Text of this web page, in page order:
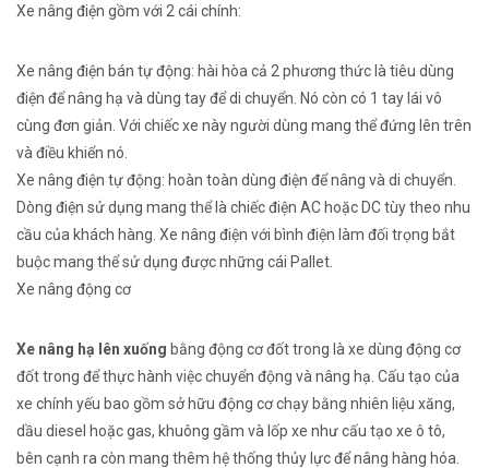
Xe nâng điện gồm với 2 cái chính:
Xe nâng điện bán tự động: hài hòa cả 2 phương thức là tiêu dùng
điện để nâng hạ và dùng tay để di chuyển. Nó còn có 1 tay lái vô
cùng đơn giản. Với chiếcxe này người dùng mang thể đứng lên trên
và điều khiển nó.
Xe nâng điện tự động: hoàn toàn dùng điện để nâng và di chuyển.
Dòng điện sử dụng mang thể là chiếcđiện AC hoặc DC tùy theo nhu
cầu của khách hàng. Xe nâng điện với bình điện làm đối trọng bắt
buộcmang thểsử dụng đượcnhững cái Pallet.
Xe nâng động cơ
Xe nâng hạ lên xuống bằng động cơ đốt trong là xe dùng động cơ
đốt trong đểthực hành việcchuyển động và nâng hạ. Cấu tạo của
xe chính yếu bao gồm sở hữu động cơ chạy bằng nhiên liệu xăng,
dầu diesel hoặc gas, khuông gầm và lốp xe như cấu tạo xe ô tô,
bên cạnh ra còn mang thêm hệ thống thủy lực để nâng hàng hóa.